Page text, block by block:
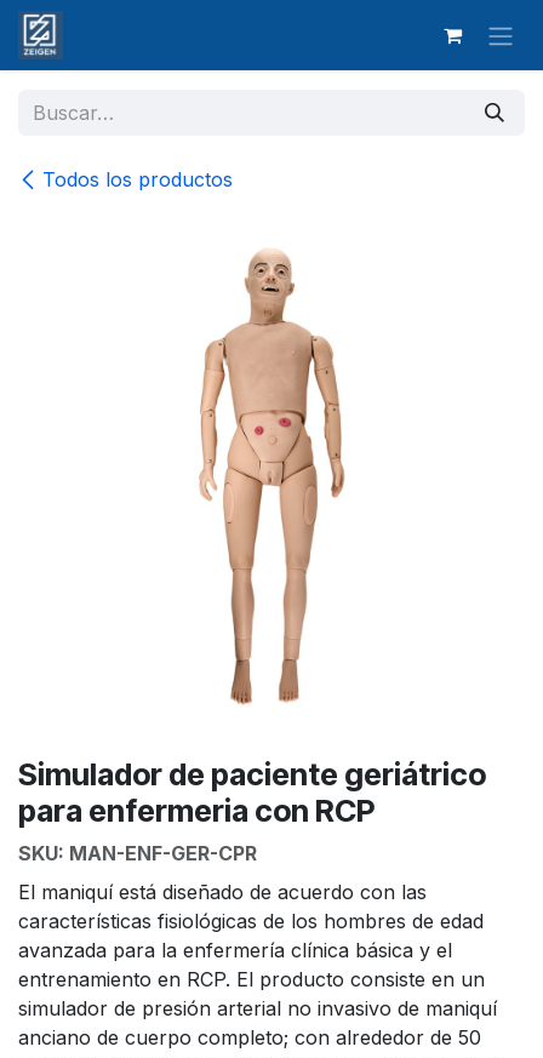
Ir al contenido
Todos los productos
Simulador de paciente geriátrico
para enfermeria con RCP
SKU: MAN-ENF-GER-CPR
El maniquí está diseñado de acuerdo con las
características fisiológicas de los hombres de edad
avanzada para la enfermería clínica básica y el
entrenamiento en RCP. El producto consiste en un
simulador de presión arterial no invasivo de maniquí
anciano de cuerpo completo; con alrededor de 50